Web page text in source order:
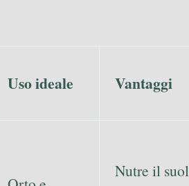
Uso ideale Vantaggi
Nutre il